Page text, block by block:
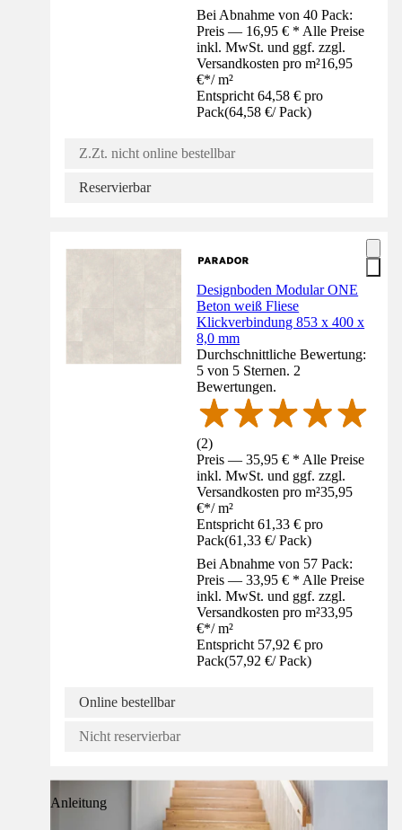
Bei Abnahme von 40 Pack:
Preis — 16,95 € * Alle Preise
inkl. MwSt. und ggf. zzgl.
Versandkosten pro m²16,95
€*/ m²
Entspricht 64,58 € pro
Pack(64,58 €/ Pack)
Z.Zt. nicht online bestellbar
Reservierbar
Designboden Modular ONE
Beton weiß Fliese
Klickverbindung 853 x 400 x
8,0 mm
Durchschnittliche Bewertung:
5 von 5 Sternen. 2
Bewertungen.
(2)
Preis — 35,95 € * Alle Preise
inkl. MwSt. und ggf. zzgl.
Versandkosten pro m²35,95
€*/ m²
Entspricht 61,33 € pro
Pack(61,33 €/ Pack)
Bei Abnahme von 57 Pack:
Preis — 33,95 € * Alle Preise
inkl. MwSt. und ggf. zzgl.
Versandkosten pro m²33,95
€*/ m²
Entspricht 57,92 € pro
Pack(57,92 €/ Pack)
Online bestellbar
Nicht reservierbar
Anleitung